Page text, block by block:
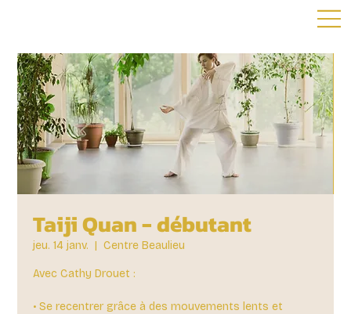
Taiji Quan - débutant
jeu. 14 janv.
  |
Centre Beaulieu
Avec Cathy Drouet :
• Se recentrer grâce à des mouvements lents et